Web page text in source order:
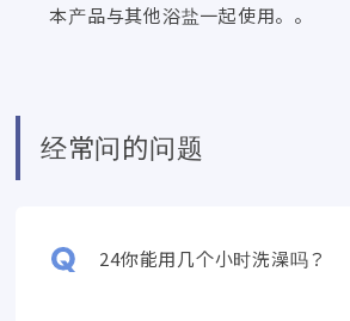
本产品与其他浴盐一起使用。。
经常问的问题
24你能用几个小时洗澡吗？